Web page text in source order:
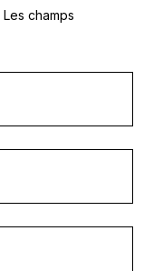
Les champs